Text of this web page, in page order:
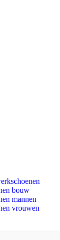
bouw
mannen
vrouwen